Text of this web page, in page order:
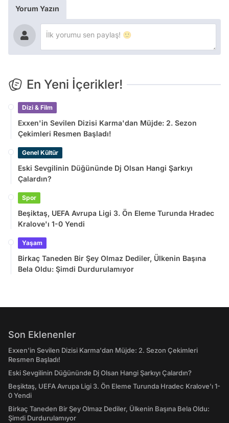
Yorum Yazın
En Yeni İçerikler!
Dizi & Film
Exxen'in Sevilen Dizisi Karma'dan Müjde: 2. Sezon
Çekimleri Resmen Başladı!
Genel Kültür
Eski Sevgilinin Düğününde Dj Olsan Hangi Şarkıyı
Çalardın?
Spor
Beşiktaş, UEFA Avrupa Ligi 3. Ön Eleme Turunda Hradec
Kralove'ı 1-0 Yendi
Yaşam
Birkaç Taneden Bir Şey Olmaz Dediler, Ülkenin Başına
Bela Oldu: Şimdi Durdurulamıyor
Son Eklenenler
Exxen'in Sevilen Dizisi Karma'dan Müjde: 2. Sezon Çekimleri
Resmen Başladı!
Eski Sevgilinin Düğününde Dj Olsan Hangi Şarkıyı Çalardın?
Beşiktaş, UEFA Avrupa Ligi 3. Ön Eleme Turunda Hradec Kralove'ı 1-
0 Yendi
Birkaç Taneden Bir Şey Olmaz Dediler, Ülkenin Başına Bela Oldu:
Şimdi Durdurulamıyor